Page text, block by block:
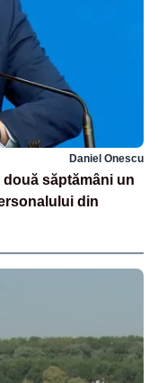
Daniel Onescu
săptămâni un
din